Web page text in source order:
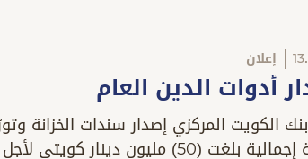
إعلان
أدوات الدين العام
الكويت المركزي إصدار سندات الخزانة